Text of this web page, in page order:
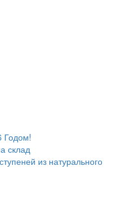
Годом!
склад
из натурального